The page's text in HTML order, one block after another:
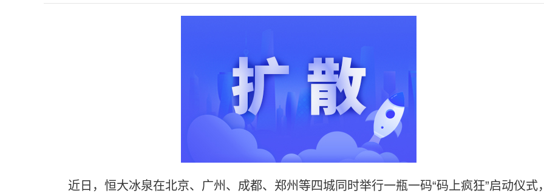
近日，恒大冰泉在北京、广州、成都、郑州等四城同时举行一瓶一码“码上疯狂”启动仪式，